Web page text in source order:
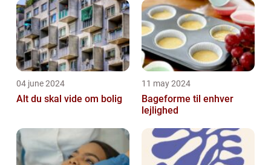
04 june 2024
Alt du skal vide om bolig
11 may 2024
Bageforme til enhver
lejlighed